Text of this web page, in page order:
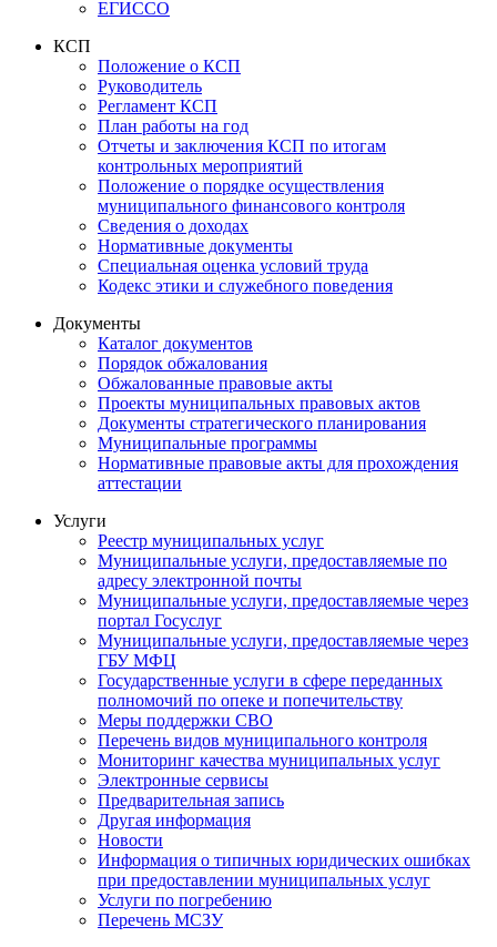
ЕГИССО
КСП
Положение о КСП
Руководитель
Регламент КСП
План работы на год
Отчеты и заключения КСП по итогам
контрольных мероприятий
Положение о порядке осуществления
муниципального финансового контроля
Сведения о доходах
Нормативные документы
Специальная оценка условий труда
Кодекс этики и служебного поведения
Документы
Каталог документов
Порядок обжалования
Обжалованные правовые акты
Проекты муниципальных правовых актов
Документы стратегического планирования
Муниципальные программы
Нормативные правовые акты для прохождения
аттестации
Услуги
Реестр муниципальных услуг
Муниципальные услуги, предоставляемые по
адресу электронной почты
Муниципальные услуги, предоставляемые через
портал Госуслуг
Муниципальные услуги, предоставляемые через
ГБУ МФЦ
Государственные услуги в сфере переданных
полномочий по опеке и попечительству
Меры поддержки СВО
Перечень видов муниципального контроля
Мониторинг качества муниципальных услуг
Электронные сервисы
Предварительная запись
Другая информация
Новости
Информация о типичных юридических ошибках
при предоставлении муниципальных услуг
Услуги по погребению
Перечень МСЗУ